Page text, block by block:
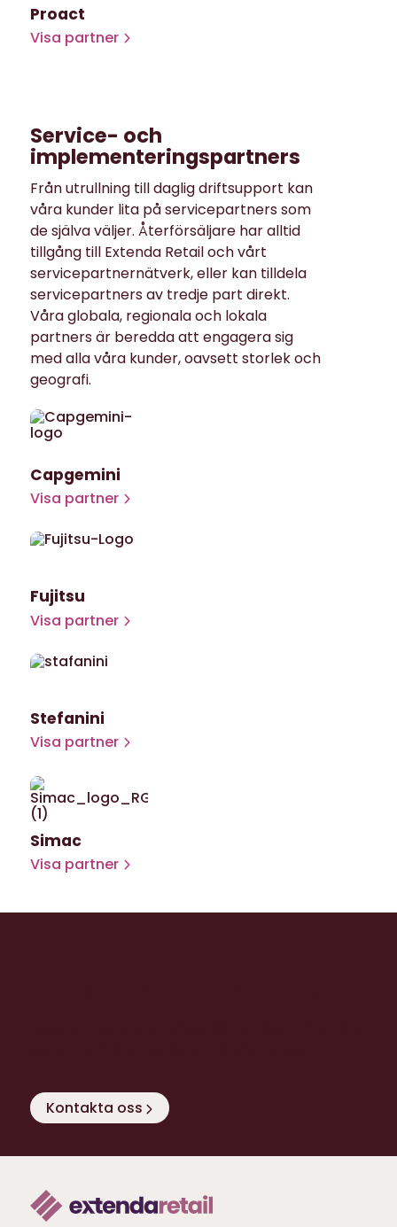
Proact
Visa partner
Service- och
implementeringspartners
Från utrullning till daglig driftsupport kan
våra kunder lita på servicepartners som
de själva väljer. Återförsäljare har alltid
tillgång till Extenda Retail och vårt
servicepartnernätverk, eller kan tilldela
servicepartners av tredje part direkt.
Våra globala, regionala och lokala
partners är beredda att engagera sig
med alla våra kunder, oavsett storlek och
geografi.
Capgemini
Visa partner
Fujitsu
Visa partner
Stefanini
Visa partner
Simac
Visa partner
Kontakta oss